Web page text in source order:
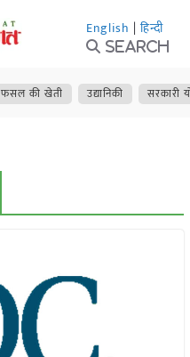
English | हिन्दी
Search
फसल की खेती उद्यानिकी सरकारी